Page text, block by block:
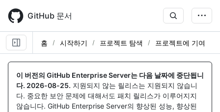
main
content
GitHub 문서
홈 시작하기 프로젝트 탐색 프로젝트에 기여
이 버전의 GitHub Enterprise Server는 다음 날짜에 중단됩니
다. 2026-08-25. 지원되지 않는 릴리스는 지원되지 않습니
다. 중요한 보안 문제에 대해서도 패치 릴리스가 이루어지지
않습니다. GitHub Enterprise Server의 향상된 성능, 향상된